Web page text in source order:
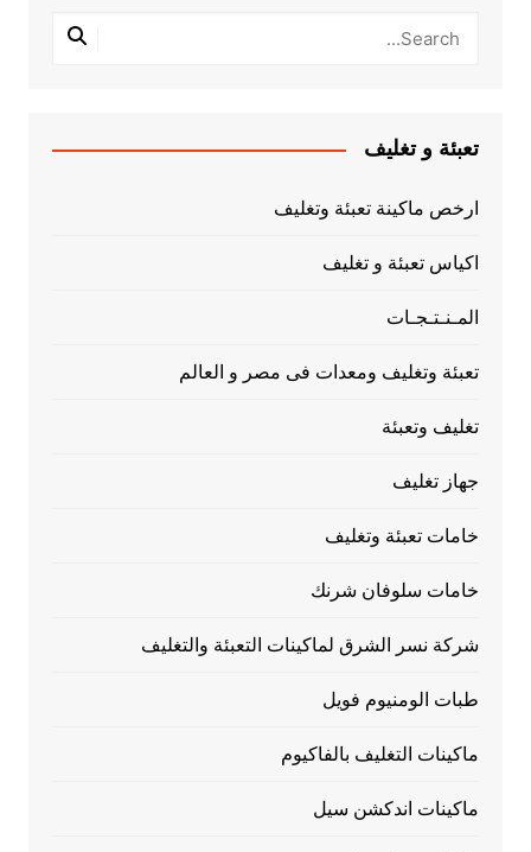
تعبئة و تغليف
ارخص ماكينة تعبئة وتغليف
اكياس تعبئة و تغليف
المـنـتـجـات
تعبئة وتغليف ومعدات فى مصر و العالم
تغليف وتعبئة
جهاز تغليف
خامات تعبئة وتغليف
خامات سلوفان شرنك
شركة نسر الشرق لماكينات التعبئة والتغليف
طبات الومنيوم فويل
ماكينات التغليف بالفاكيوم
ماكينات اندكشن سيل